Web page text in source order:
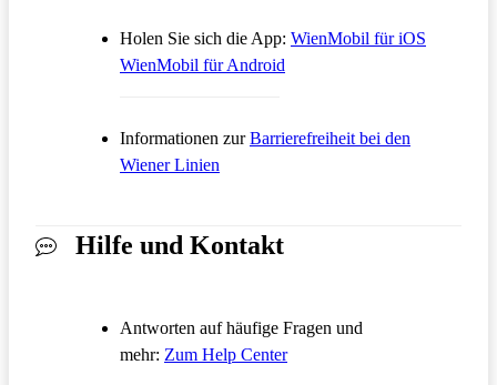
Holen Sie sich die App: WienMobil für iOS
WienMobil für Android
Informationen zurBarrierefreiheit bei den
Wiener Linien
Hilfe und Kontakt
Antworten auf häufige Fragen und
mehr: Zum Help CenterÖffnet in einem neuen Tab